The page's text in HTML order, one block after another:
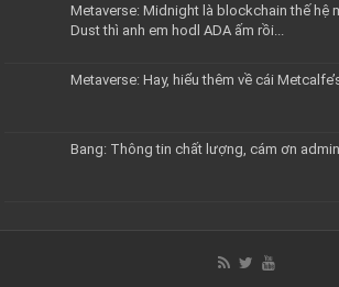
Metaverse: Midnight là blockchain thế hệ
Dust thì anh em hodl ADA ấm rồi...
Metaverse: Hay, hiểu thêm về cái
Bang: Thông tin chất lượng, cám ơn